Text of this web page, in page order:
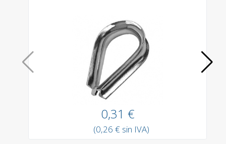
0,31 €
(0,26 € sin IVA)